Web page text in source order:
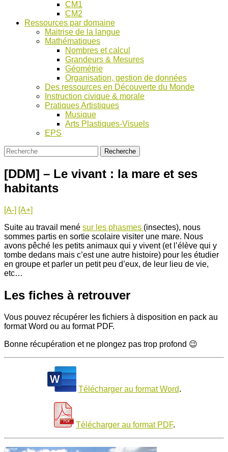
CM1
CM2
Ressources par domaine
Maitrise de la langue
Mathématiques
Nombres et calcul
Grandeurs & Mesures
Géométrie
Organisation, gestion de données
Des ressources en Découverte du Monde
Instruction civique & morale
Pratiques Artistiques
Musique
Arts Plastiques-Visuels
EPS
[DDM] – Le vivant : la mare et ses
habitants
[A-] [A+]
Suite au travail mené sur les phasmes (insectes), nous
sommes partis en sortie scolaire visiter une mare. Nous
avons pêché les petits animaux qui y vivent (et l’élève qui y
tombe dedans mais c’est une autre histoire) pour les étudier
en groupe et parler un petit peu d’eux, de leur lieu de vie,
etc…
Les fiches à retrouver
Vous pouvez récupérer les fichiers à disposition en pack au
format Word ou au format PDF.
Bonne récupération et ne plongez pas trop profond 😉
Télécharger au format Word.
Télécharger au format PDF.